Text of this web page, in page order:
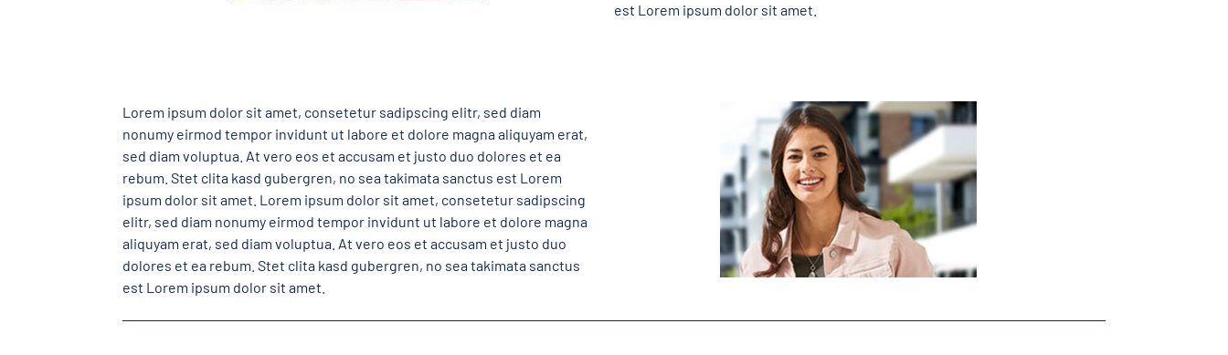
est Lorem ipsum dolor sit amet.
Lorem ipsum dolor sit amet, consetetur sadipscing elitr, sed diam
nonumy eirmod tempor invidunt ut labore et dolore magna aliquyam erat,
sed diam voluptua. At vero eos et accusam et justo duo dolores et ea
rebum. Stet clita kasd gubergren, no sea takimata sanctus est Lorem
ipsum dolor sit amet. Lorem ipsum dolor sit amet, consetetur sadipscing
elitr, sed diam nonumy eirmod tempor invidunt ut labore et dolore magna
aliquyam erat, sed diam voluptua. At vero eos et accusam et justo duo
dolores et ea rebum. Stet clita kasd gubergren, no sea takimata sanctus
est Lorem ipsum dolor sit amet.